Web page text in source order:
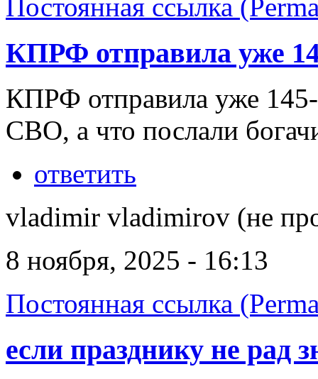
Постоянная ссылка
КПРФ отправила уже
КПРФ отправила уже
СВО, а что послали
ответить
vladimir vladimirov (не
8 ноября, 2025 - 16:13
Постоянная ссылка
если празднику не рад